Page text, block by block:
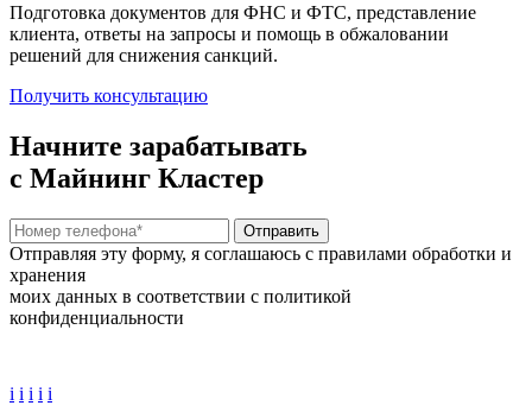
Подготовка документов для ФНС и ФТС, представление
клиента, ответы на запросы и помощь в обжаловании
решений для снижения санкций.
Получить консультацию
Начните зарабатывать
с Майнинг Кластер
Отправить
Отправляя эту форму, я соглашаюсь с правилами обработки и
хранения
моих данных в соответствии с политикой
конфиденциальности
i i i i i